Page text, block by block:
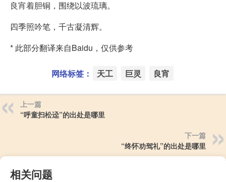
良宵着胆铜，围绕以波琉璃。
四季照吟笔，千古凝清辉。
* 此部分翻译来自Baidu，仅供参考
网络标签： 天工 巨灵 良宵
上一篇
“呼童扫松迳”的出处是哪里
下一篇
“终怀劝驾礼”的出处是哪里
相关问题